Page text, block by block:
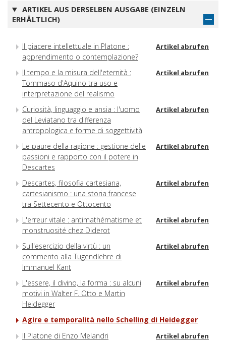
ARTIKEL AUS DERSELBEN AUSGABE (EINZELN
ERHÄLTLICH)
Il piacere intellettuale in Platone :
apprendimento o contemplazione?
Artikel abrufen
Il tempo e la misura dell'eternità :
Tommaso d'Aquino tra uso e
interpretazione del realismo
Artikel abrufen
Curiosità, linguaggio e ansia : l'uomo
del Leviatano tra differenza
antropologica e forme di soggettività
Artikel abrufen
Le paure della ragione : gestione delle
passioni e rapporto con il potere in
Descartes
Artikel abrufen
Descartes, filosofia cartesiana,
cartesianismo : una storia francese
tra Settecento e Ottocento
Artikel abrufen
L'erreur vitale : antimathématisme et
monstruosité chez Diderot
Artikel abrufen
Sull'esercizio della virtù : un
commento alla Tugendlehre di
Immanuel Kant
Artikel abrufen
L'essere, il divino, la forma : su alcuni
motivi in Walter F. Otto e Martin
Heidegger
Artikel abrufen
Agire e temporalità nello Schelling di Heidegger
Il Platone di Enzo Melandri
Artikel abrufen